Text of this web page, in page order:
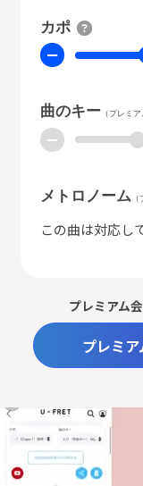
カポ
ー
曲のキー（プレミア
ー
メトロノーム
この曲は対応し
プレミアム
プレミ